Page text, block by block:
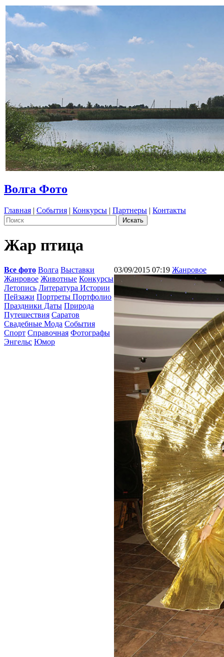
Волга Фото
Главная | События | Конкурсы | Партнеры | Контакты
Жар птица
Все фото Волга Выставки
Жанровое Животные Конкурсы
Летопись Литература Истории
Пейзажи Портреты Портфолио
Праздники Даты Природа
Путешествия Саратов
Свадебные Мода События
Спорт Справочная Фотографы
Энгельс Юмор
03/09/2015 07:19 Жанровое